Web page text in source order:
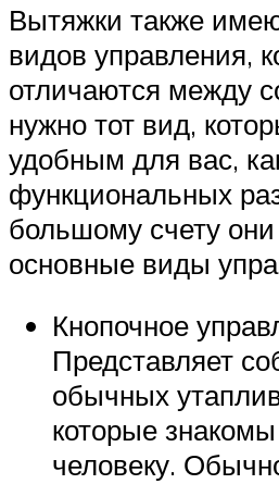
Вытяжки также
видов управления,
отличаются между
нужно тот вид,
удобным для вас,
функциональных
большому счету
основные виды
Кнопочное
Представляет
обычных
которые
человеку.